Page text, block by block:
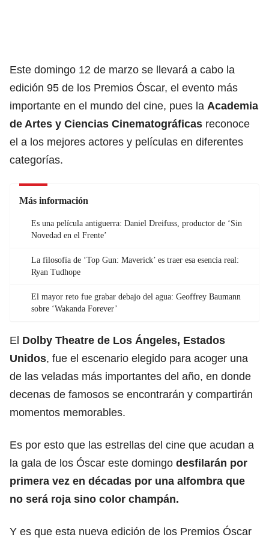
Este domingo 12 de marzo se llevará a cabo la
edición 95 de los Premios Óscar, el evento más
importante en el mundo del cine, pues la Academia
de Artes y Ciencias Cinematográficas reconoce
el a los mejores actores y películas en diferentes
categorías.
Más información
Es una película antiguerra: Daniel Dreifuss, productor de ‘Sin
Novedad en el Frente’
La filosofía de ‘Top Gun: Maverick’ es traer esa esencia real:
Ryan Tudhope
El mayor reto fue grabar debajo del agua: Geoffrey Baumann
sobre ‘Wakanda Forever’
El Dolby Theatre de Los Ángeles, Estados
Unidos, fue el escenario elegido para acoger una
de las veladas más importantes del año, en donde
decenas de famosos se encontrarán y compartirán
momentos memorables.
Es por esto que las estrellas del cine que acudan a
la gala de los Óscar este domingo desfilarán por
primera vez en décadas por una alfombra que
no será roja sino color champán.
Y es que esta nueva edición de los Premios Óscar